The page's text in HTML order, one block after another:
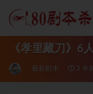
《孝里藏刀》6
最新剧本 3 年前